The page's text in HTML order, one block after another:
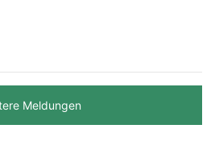
Meldungen